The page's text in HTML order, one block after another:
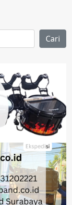
Cari